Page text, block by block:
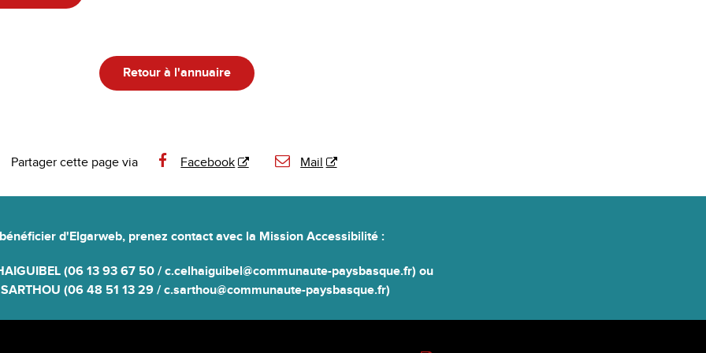
Retour à l'annuaire
Partager cette page via Facebook Mail
d'Elgarweb, prenez contact avec la Mission Accessibilité :
(06 13 93 67 50 / c.celhaiguibel@communaute-paysbasque.fr) ou
(06 48 51 13 29 / c.sarthou@communaute-paysbasque.fr)